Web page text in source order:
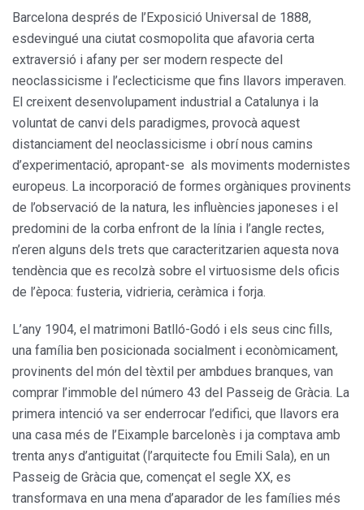
Barcelona després de l’Exposi­ció Universal de 1888,
esdevingué una ciutat cosmopolita que afavo­ria certa
extraversió i afany per ser modern respecte del
neoclassicis­me i l’eclecticisme que fins llavors imperaven.
El creixent desenvolu­pament industrial a Catalunya i la
voluntat de canvi dels paradigmes, provocà aquest
distanciament del neoclassicisme i obrí nous camins
d’experimentació, apropant-se als moviments modernistes
europeus. La incorporació de formes orgàni­ques provinents
de l’observació de la natura, les influències japoneses i el
predomini de la corba enfront de la línia i l’angle rectes,
n’eren alguns dels trets que caracteritza­rien aquesta nova
tendència que es recolzà sobre el virtuosisme dels oficis
de l’època: fusteria, vidrieria, ceràmica i forja.
L’any 1904, el matrimoni Batlló-Godó i els seus cinc fills,
una família ben posicionada socialment i eco­nòmicament,
provinents del món del tèxtil per ambdues branques, van
comprar l’immoble del número 43 del Passeig de Gràcia. La
prime­ra intenció va ser enderrocar l’edifi­ci, que llavors era
una casa més de l’Eixample barcelonès i ja comptava amb
trenta anys d’antiguitat (l’arqui­tecte fou Emili Sala), en un
Passeig de Gràcia que, començat el segle XX, es
transformava en una mena d’aparador de les famílies més